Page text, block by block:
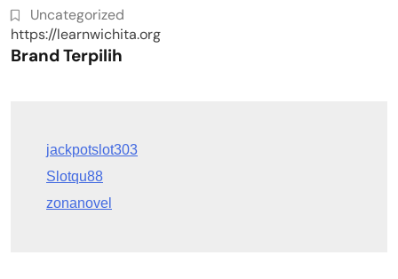
Uncategorized
https://learnwichita.org
Brand Terpilih
Slotqu88
zonanovel